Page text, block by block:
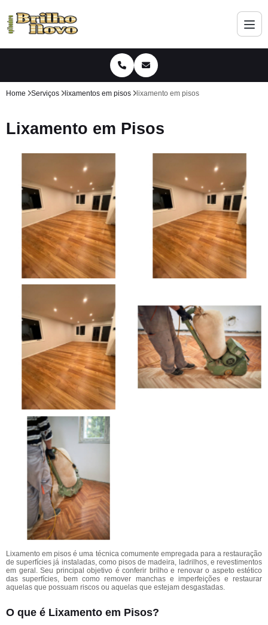
Home Serviços lixamentos em pisos lixamento em pisos
Lixamento em Pisos
Lixamento em pisos é uma técnica comumente empregada para a restauração
de superfícies já instaladas, como pisos de madeira, ladrilhos, e revestimentos
em geral. Seu principal objetivo é conferir brilho e renovar o aspeto estético
das superfícies, bem como remover manchas e imperfeições e restaurar
aquelas que possuam riscos ou aquelas que estejam desgastadas.
O que é Lixamento em Pisos?